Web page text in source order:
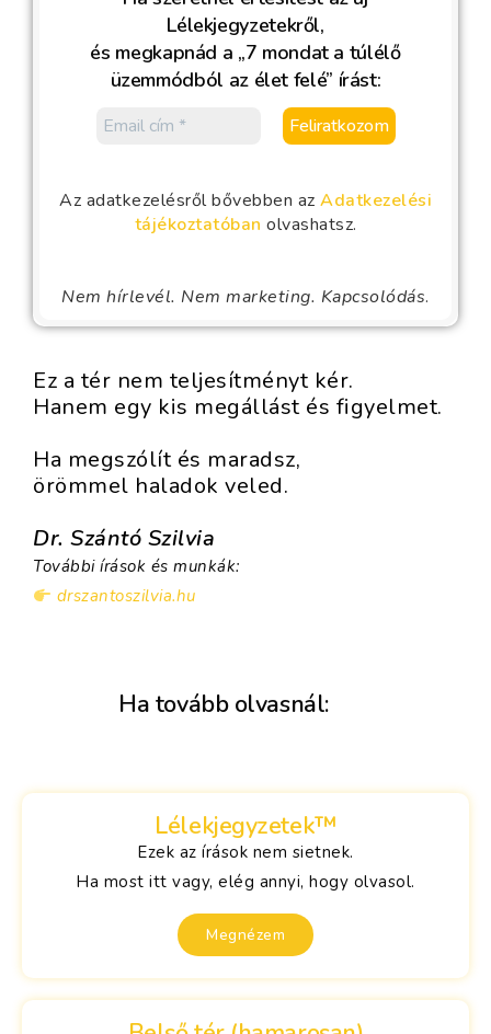
Lélekjegyzetekről,
és megkapnád a „7 mondat a túlélő
üzemmódból az élet felé” írást:
Az adatkezelésről bővebben az Adatkezelési
tájékoztatóban olvashatsz.
Nem hírlevél. Nem marketing. Kapcsolódás.
Ez a tér nem teljesítményt kér.
Hanem egy kis megállást és figyelmet.
Ha megszólít és maradsz,
örömmel haladok veled.
Dr. Szántó Szilvia
További írások és munkák:
drszantoszilvia.hu
Ha tovább olvasnál:
Lélekjegyzetek™
Ezek az írások nem sietnek.
Ha most itt vagy, elég annyi, hogy olvasol.
Megnézem